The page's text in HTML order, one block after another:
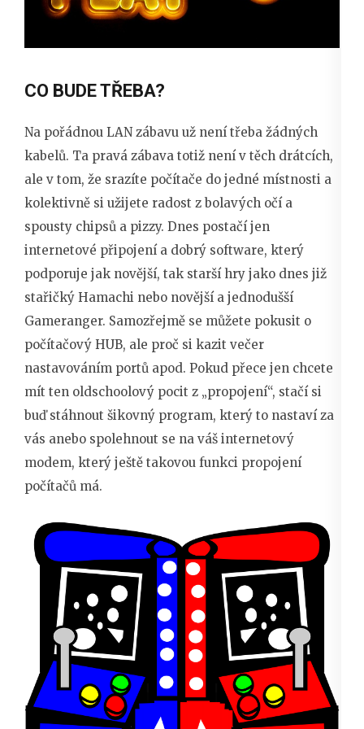
CO BUDE TŘEBA?
Na pořádnou LAN zábavu už není třeba žádných
kabelů. Ta pravá zábava totiž není v těch drátcích,
ale v tom, že srazíte počítače do jedné místnosti a
kolektivně si užijete radost z bolavých očí a
spousty chipsů a pizzy. Dnes postačí jen
internetové připojení a dobrý software, který
podporuje jak novější, tak starší hry jako dnes již
stařičký Hamachi nebo novější a jednodušší
Gameranger. Samozřejmě se můžete pokusit o
počítačový HUB, ale proč si kazit večer
nastavováním portů apod. Pokud přece jen chcete
mít ten oldschoolový pocit z „propojení“, stačí si
buď stáhnout šikovný program, který to nastaví za
vás anebo spolehnout se na váš internetový
modem, který ještě takovou funkci propojení
počítačů má.